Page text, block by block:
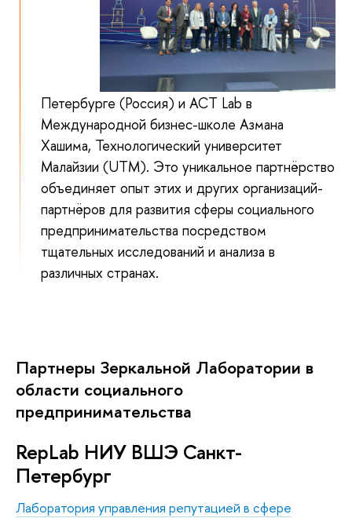
Петербурге (Россия) и ACT Lab в
Международной бизнес-школе Азмана
Хашима, Технологический университет
Малайзии (UTM). Это уникальное партнёрство
объединяет опыт этих и других организаций-
партнёров для развития сферы социального
предпринимательства посредством
тщательных исследований и анализа в
различных странах.
Партнеры Зеркальной Лаборатории в
области социального
предпринимательства
RepLab НИУ ВШЭ Санкт-
Петербург
Лаборатория управления репутацией в сфере